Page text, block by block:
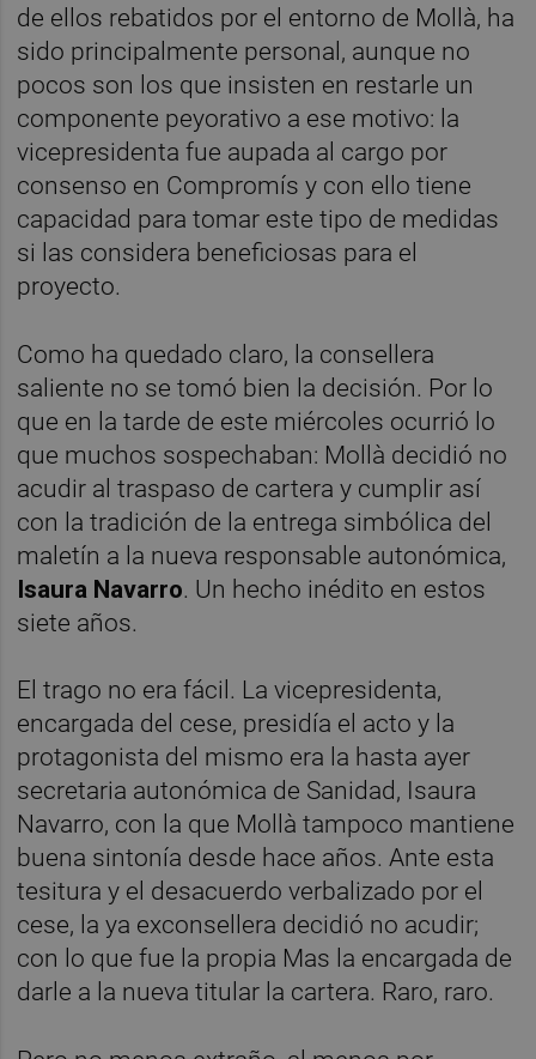
de ellos rebatidos por el entorno de Mollà, ha
sido principalmente personal, aunque no
pocos son los que insisten en restarle un
componente peyorativo a ese motivo: la
vicepresidenta fue aupada al cargo por
consenso en Compromís y con ello tiene
capacidad para tomar este tipo de medidas
si las considera beneficiosas para el
proyecto.
Como ha quedado claro, la consellera
saliente no se tomó bien la decisión. Por lo
que en la tarde de este miércoles ocurrió lo
que muchos sospechaban: Mollà decidió no
acudir al traspaso de cartera y cumplir así
con la tradición de la entrega simbólica del
maletín a la nueva responsable autonómica,
Isaura Navarro. Un hecho inédito en estos
siete años.
El trago no era fácil. La vicepresidenta,
encargada del cese, presidía el acto y la
protagonista del mismo era la hasta ayer
secretaria autonómica de Sanidad, Isaura
Navarro, con la que Mollà tampoco mantiene
buena sintonía desde hace años. Ante esta
tesitura y el desacuerdo verbalizado por el
cese, la ya exconsellera decidió no acudir;
con lo que fue la propia Mas la encargada de
darle a la nueva titular la cartera. Raro, raro.